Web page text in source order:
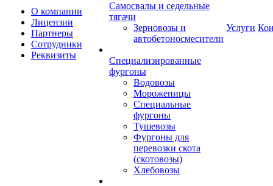
О компании
Лицензии
Партнеры
Сотрудники
Реквизиты
Самосвалы и седельные
тягачи
Зерновозы и
автобетоносмесители
Специализированные
фургоны
Водовозы
Мороженицы
Специальные
фургоны
Тушевозы
Фургоны для
перевозки скота
(скотовозы)
Хлебовозы
Услуги